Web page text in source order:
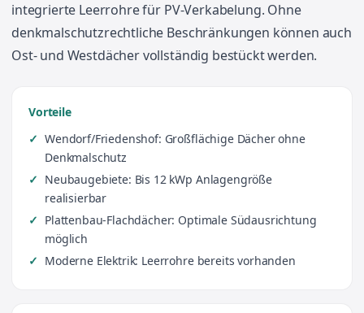
integrierte Leerrohre für PV-Verkabelung. Ohne
denkmalschutzrechtliche Beschränkungen können auch
Ost- und Westdächer vollständig bestückt werden.
Vorteile
Wendorf/Friedenshof: Großflächige Dächer ohne
Denkmalschutz
Neubaugebiete: Bis 12 kWp Anlagengröße
realisierbar
Plattenbau-Flachdächer: Optimale Südausrichtung
möglich
Moderne Elektrik: Leerrohre bereits vorhanden